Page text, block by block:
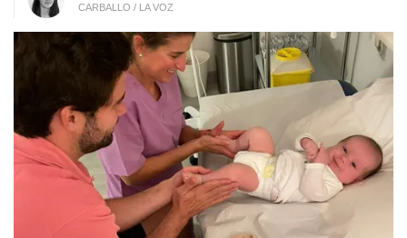
CARBALLO / LA VOZ